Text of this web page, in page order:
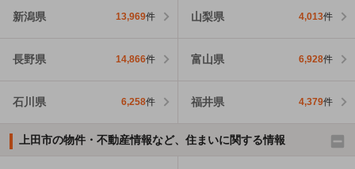
新潟県 13,969件 山梨県 4,013件
長野県 14,866件 富山県 6,928件
石川県 6,258件 福井県 4,379件
上田市の物件・不動産情報など、住まいに関する情報